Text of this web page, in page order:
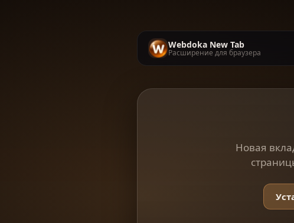
Webdoka New Tab
Расширение для браузера
Новая